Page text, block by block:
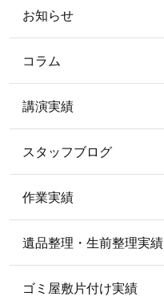
2015年
2015年2月
2012年
2012年5月
2009 年
2009年5月
お知らせ
コラム
講演実績
スタッフブログ
作業実績
遺品整理・生前整理実績
ゴミ屋敷片付け実績